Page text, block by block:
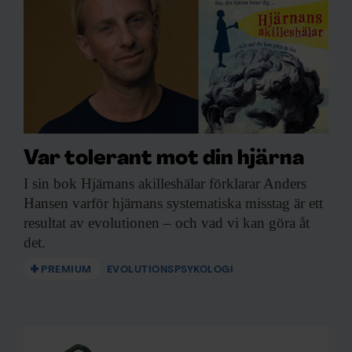
F&F I DIN MEJLBOX!
Håll dig uppdaterad med
F&F:s nyhetsbrev!
Beställ nyhetsbrev
Var tolerant mot din hjärna
I sin bok Hjärnans akilleshälar förklarar Anders
Hansen varför hjärnans systematiska misstag är ett
resultat av evolutionen – och vad vi kan göra åt
det.
PREMIUM EVOLUTIONSPSYKOLOGI